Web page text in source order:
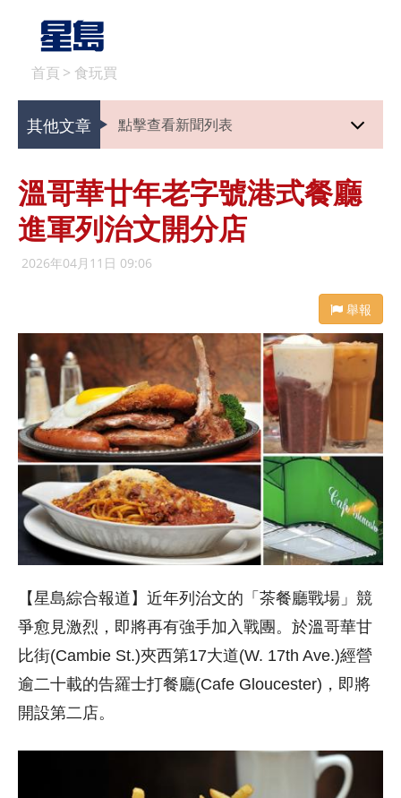
首頁 > 食玩買
其他文章 點擊查看新聞列表
溫哥華廿年老字號港式餐廳
進軍列治文開分店
2026年04月11日 09:06
舉報
【星島綜合報道】近年列治文的「茶餐廳戰場」競
爭愈見激烈，即將再有強手加入戰團。於溫哥華甘
比街(Cambie St.)夾西第17大道(W. 17th Ave.)經營
逾二十載的告羅士打餐廳(Cafe Gloucester)，即將
開設第二店。